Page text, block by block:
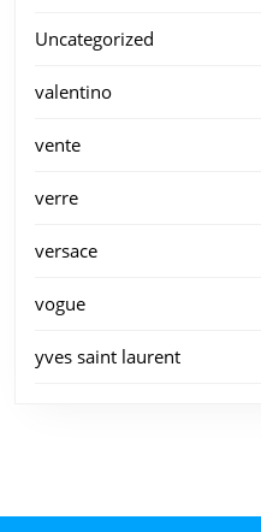
Uncategorized
valentino
vente
verre
versace
vogue
yves saint laurent